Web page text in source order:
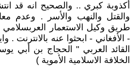
أكذوبة كبري .. والصحيح انه قد
والقتل والنهب والأسر . وعدم
طريق وكيل الاستعمار
- الأفغاني - ابحثوا عنه بالانترنت
القائد العربي " الحجاج بن أبي
الخلافة الاسلامية الأموية )